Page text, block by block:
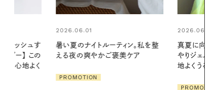
ン。私を整
ケア
2026.06.01
真夏に向けて、ハーブが香るひん
やりジェルと出合う。暑い季節に心
ア
2026.07.21